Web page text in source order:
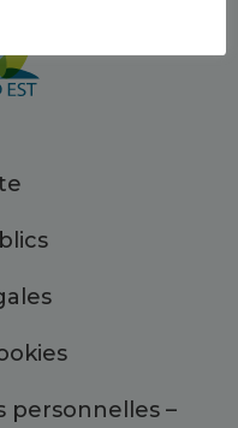
personnelles –